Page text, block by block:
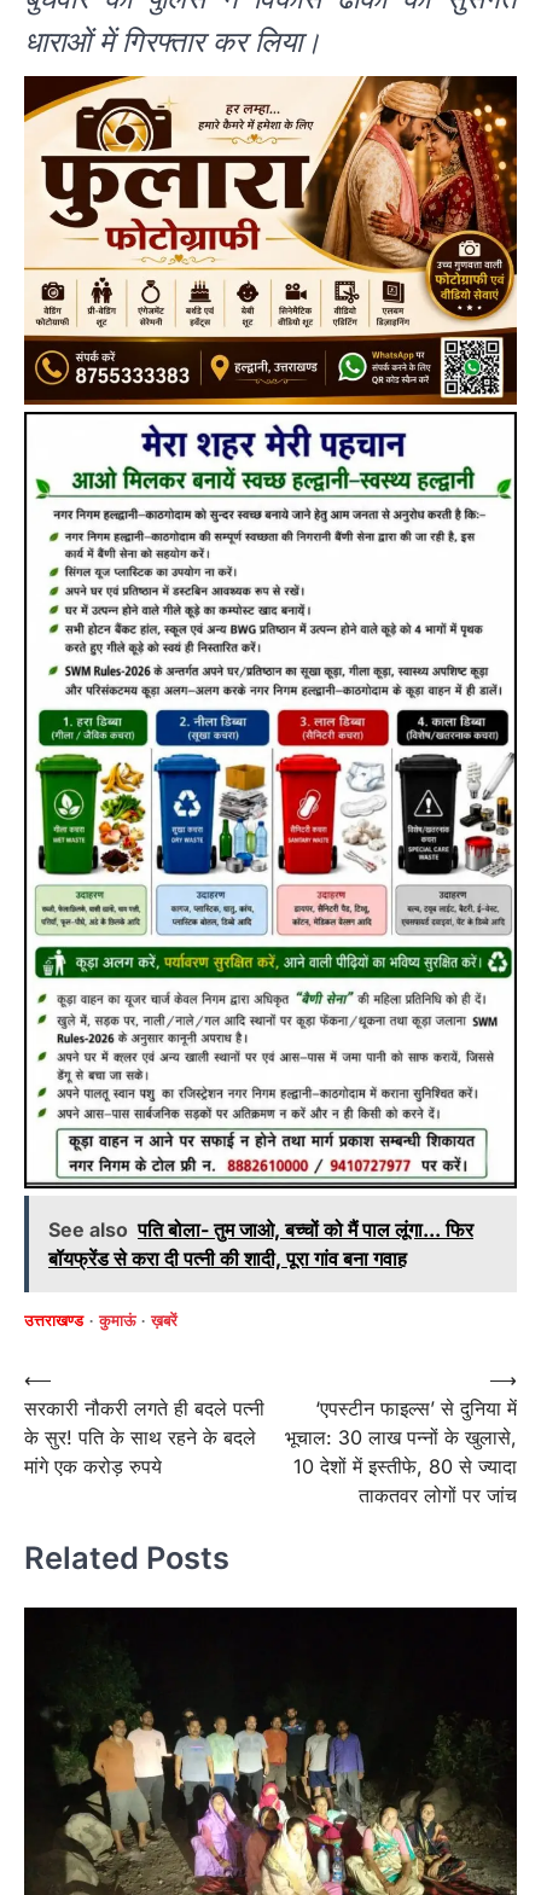
धाराओं में गिरफ्तार कर लिया।
See also पति बोला- तुम जाओ, बच्चों को मैं पाल लूंगा... फिर
बॉयफ्रेंड से करा दी पत्नी की शादी, पूरा गांव बना गवाह
उत्तराखण्ड कुमाऊं ख़बरें
Post
navigation
⟵
सरकारी नौकरी लगते ही बदले पत्नी
के सुर! पति के साथ रहने के बदले
मांगे एक करोड़ रुपये
‘एपस्टीन फाइल्स’ से दुनिया में
भूचाल: 30 लाख पन्नों के खुलासे,
10 देशों में इस्तीफे, 80 से ज्यादा
ताकतवर लोगों पर जांच
⟶
Related Posts